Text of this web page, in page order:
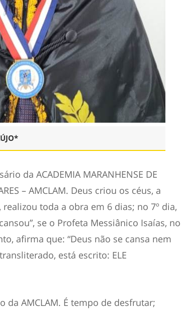
da ACADEMIA MARANHENSE DE
– AMCLAM. Deus criou os céus, a
toda a obra em 6 dias; no 7º dia,
se o Profeta Messiânico Isaías, no
afirma que: “Deus não se cansa nem
está escrito: ELE
da AMCLAM. É tempo de desfrutar;